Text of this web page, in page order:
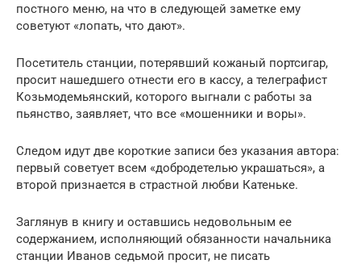
постного меню, на что в следующей заметке ему
советуют «лопать, что дают».
Посетитель станции, потерявший кожаный портсигар,
просит нашедшего отнести его в кассу, а телеграфист
Козьмодемьянский, которого выгнали с работы за
пьянство, заявляет, что все «мошенники и воры».
Следом идут две короткие записи без указания автора:
первый советует всем «добродетелью украшаться», а
второй признается в страстной любви Катеньке.
Заглянув в книгу и оставшись недовольным ее
содержанием, исполняющий обязанности начальника
станции Иванов седьмой просит, не писать